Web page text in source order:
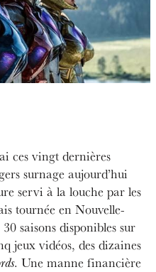
ces vingt dernières
surnage aujourd’hui
servi à la louche par les
tournée en Nouvelle-
saisons disponibles sur
jeux vidéos, des dizaines
. Une manne financière